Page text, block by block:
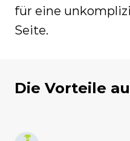
für eine
Seite.
Die Vorteile